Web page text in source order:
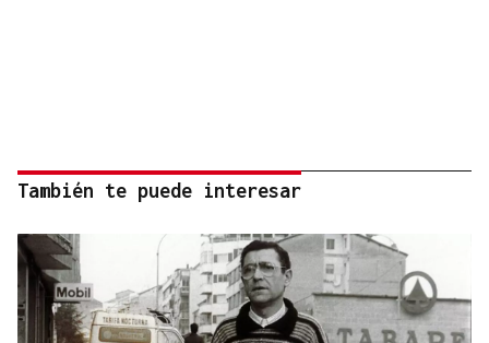
También te puede interesar